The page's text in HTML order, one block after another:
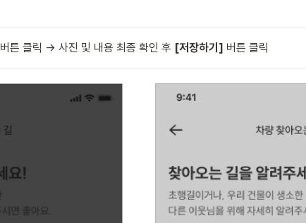
버튼 클릭 → 사진 및 내용 최종 확인 후 [저장하기] 버튼 클릭